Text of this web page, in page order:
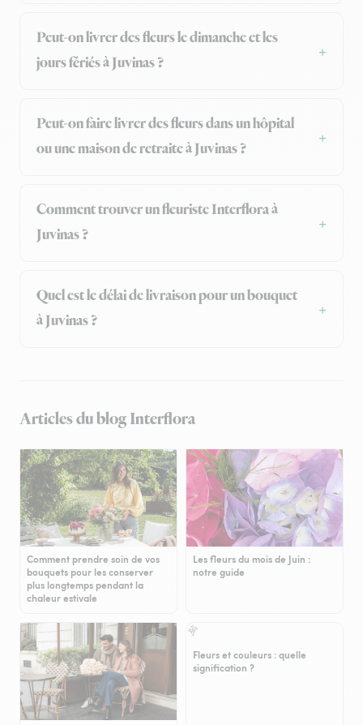
Peut-on livrer des fleurs le dimanche et les
jours fériés à Juvinas ?
Peut-on faire livrer des fleurs dans un hôpital
ou une maison de retraite à Juvinas ?
Comment trouver un fleuriste Interflora à
Juvinas ?
Quel est le délai de livraison pour un bouquet
à Juvinas ?
Articles du blog Interflora
Comment prendre soin de vos
bouquets pour les conserver
plus longtemps pendant la
chaleur estivale
Les fleurs du mois de Juin :
notre guide
Fleurs et couleurs : quelle
signification ?